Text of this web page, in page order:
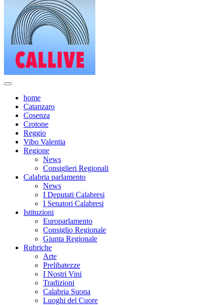
home
Catanzaro
Cosenza
Crotone
Reggio
Vibo Valentia
Regione
News
Consiglieri Regionali
Calabria parlamento
News
I Deputati Calabresi
I Senatori Calabresi
Istituzioni
Europarlamento
Consiglio Regionale
Giunta Regionale
Rubriche
Arte
Prelibatezze
I Nostri Vini
Tradizioni
Calabria Suona
Luoghi del Cuore